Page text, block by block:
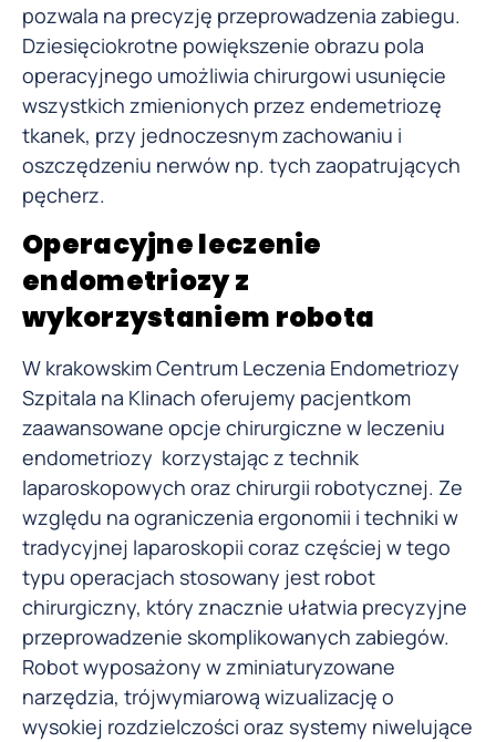
pozwala na precyzję przeprowadzenia zabiegu.
Dziesięciokrotne powiększenie obrazu pola
operacyjnego umożliwia chirurgowi usunięcie
wszystkich zmienionych przez endemetriozę
tkanek, przy jednoczesnym zachowaniu i
oszczędzeniu nerwów np. tych zaopatrujących
pęcherz.
Operacyjne leczenie
endometriozy z
wykorzystaniem robota
W krakowskim Centrum Leczenia Endometriozy
Szpitala na Klinach oferujemy pacjentkom
zaawansowane opcje chirurgiczne w leczeniu
endometriozy korzystając z technik
laparoskopowych oraz chirurgii robotycznej. Ze
względu na ograniczenia ergonomii i techniki w
tradycyjnej laparoskopii coraz częściej w tego
typu operacjach stosowany jest robot
chirurgiczny, który znacznie ułatwia precyzyjne
przeprowadzenie skomplikowanych zabiegów.
Robot wyposażony w zminiaturyzowane
narzędzia, trójwymiarową wizualizację o
wysokiej rozdzielczości oraz systemy niwelujące